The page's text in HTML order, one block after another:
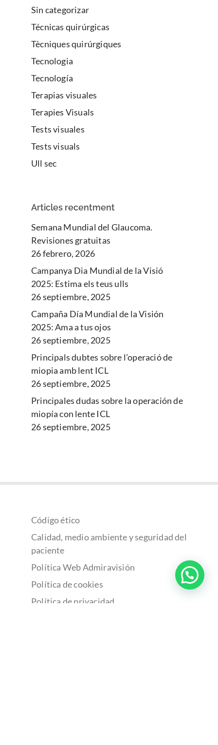
Sin categorizar
Técnicas quirúrgicas
Tècniques quirúrgiques
Tecnologia
Tecnología
Terapias visuales
Terapies Visuals
Tests visuales
Tests visuals
Ull sec
Articles recentment
Semana Mundial del Glaucoma.
Revisiones gratuitas
26 febrero, 2026
Campanya Dia Mundial de la Visió
2025: Estima els teus ulls
26 septiembre, 2025
Campaña Día Mundial de la Visión
2025: Ama a tus ojos
26 septiembre, 2025
Principals dubtes sobre l’operació de
miopia amb lent ICL
26 septiembre, 2025
Principales dudas sobre la operación de
miopía con lente ICL
26 septiembre, 2025
Código ético
Calidad, medio ambiente y seguridad del
paciente
Política Web Admiravisión
Política de cookies
Política de privacidad